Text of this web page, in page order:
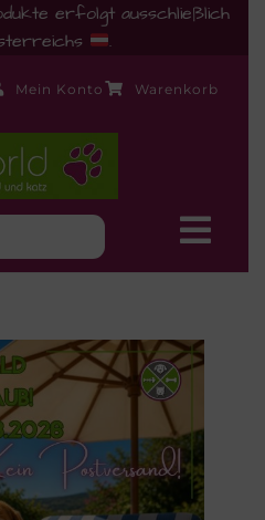
erfolgt ausschließlich
.
Mein Konto Warenkorb